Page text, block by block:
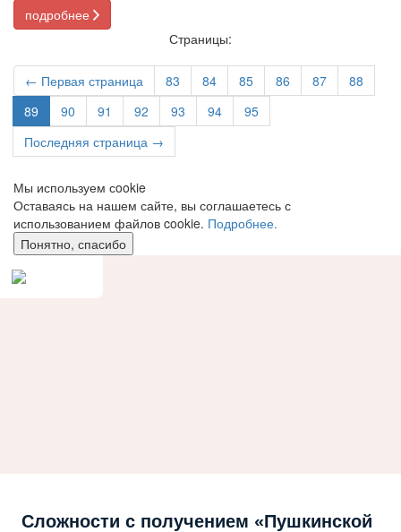
подробнее
Страницы:
← Первая страница 83 84 85 86 87
88
89
90 91 92 93 94
95
Последняя страница →
Мы используем сookie
Оставаясь на нашем сайте, вы соглашаетесь с
использованием файлов cookie. Подробнее.
Понятно, спасибо
Сложности с получением «Пушкинской